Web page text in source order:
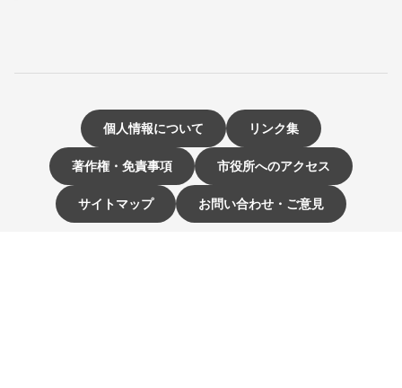
個人情報について リンク集
著作権・免責事項 市役所へのアクセス
サイトマップ お問い合わせ・ご意見